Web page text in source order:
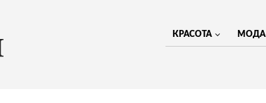
КРАСОТА МОДА